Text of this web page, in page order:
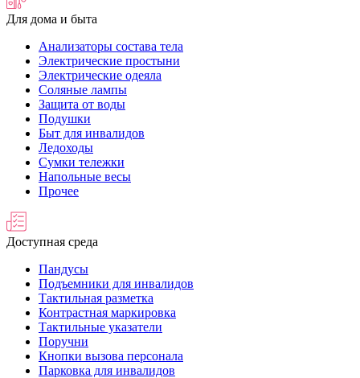
Для дома и быта
Анализаторы состава тела
Электрические простыни
Электрические одеяла
Соляные лампы
Защита от воды
Подушки
Быт для инвалидов
Ледоходы
Сумки тележки
Напольные весы
Прочее
Доступная среда
Пандусы
Подъемники для инвалидов
Тактильная разметка
Контрастная маркировка
Тактильные указатели
Поручни
Кнопки вызова персонала
Парковка для инвалидов